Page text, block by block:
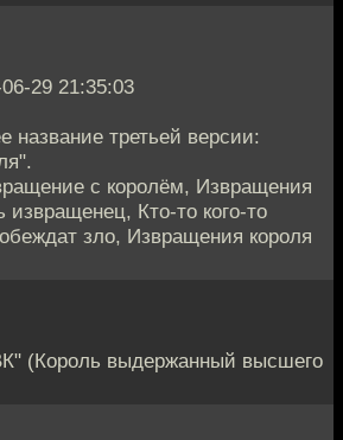
29 21:35:03
название третьей версии:
с королём, Извращения
извращенец, Кто-то кого-то
зло, Извращения короля
(Король выдержанный высшего